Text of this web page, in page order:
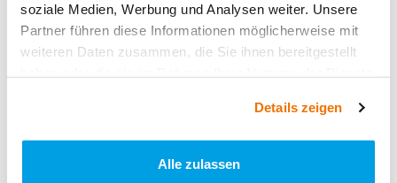
soziale Medien, Werbung und Analysen weiter. Unsere
Partner führen diese Informationen möglicherweise mit
weiteren Daten zusammen, die Sie ihnen bereitgestellt
Details zeigen
Alle zulassen